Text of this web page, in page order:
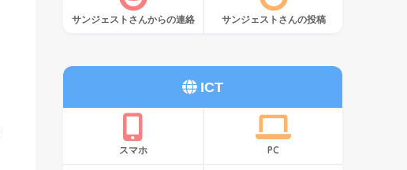
サンジェストさんからの連絡 サンジェストさんの投稿
ICT
スマホ PC